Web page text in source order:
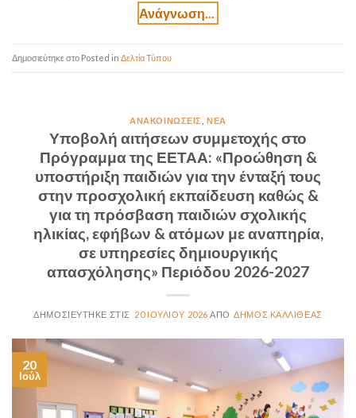
Posted in Δελτία Τύπου
ΑΝΑΚΟΙΝΏΣΕΙΣ ,ΝΈΑ
Υποβολή αιτήσεων συμμετοχής στο
Πρόγραμμα της ΕΕΤΑΑ: «Προώθηση &
υποστήριξη παιδιών για την ένταξή τους
στην προσχολική εκπαίδευση καθώς &
για τη πρόσβαση παιδιών σχολικής
ηλικίας, εφήβων & ατόμων με αναπηρία,
σε υπηρεσίες δημιουργικής
απασχόλησης» Περιόδου 2026-2027
20 ΙΟΥΛΊΟΥ 2026 ΔΉΜΟΣ ΚΑΛΛΙΘΈΑΣ
20
Ιούλ